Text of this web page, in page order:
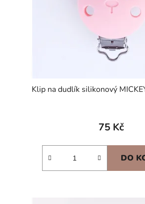
Klip na dudlík silikonový
75 Kč
DO